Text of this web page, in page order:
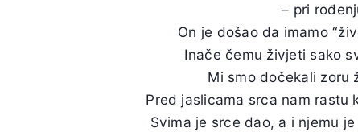
– pri
On je došao da imamo
Inače čemu živjeti sako
Mi smo dočekali zoru
Pred jaslicama srca nam rastu
Svima je srce dao, a i njemu